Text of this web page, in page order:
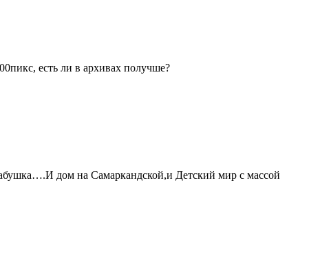
есть ли в архивах получше?
дом на Самаркандской,и Детский мир с массой